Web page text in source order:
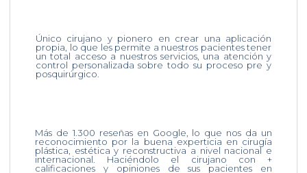
Único cirujano y pionero en crear una aplicación
propia, lo que les permite a nuestros pacientes tener
un total acceso a nuestros servicios, una atención y
control personalizada sobre todo su proceso pre y
posquirúrgico.
Más de 1.300 reseñas en Google, lo que nos da un
reconocimiento por la buena experticia en cirugía
plástica, estética y reconstructiva a nivel nacional e
internacional. Haciéndolo el cirujano con +
calificaciones y opiniones de sus pacientes en